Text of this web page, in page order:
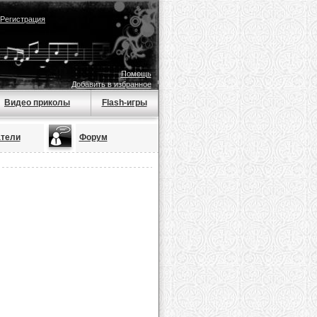
Регистрация
Помощь
Добавить в избранное
Видео приколы Flash-игры
Форум